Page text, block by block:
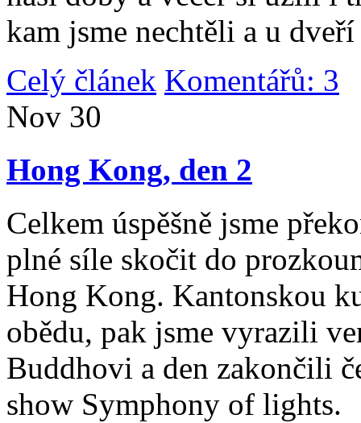
kam jsme nechtěli a u
Celý článek Komentářů: 3
Nov 30
Hong Kong, den 2
Celkem úspěšně jsme
plné síle skočit do
Hong Kong. Kantonskou
obědu, pak jsme vyrazili
Buddhovi a den zakončili
show Symphony of lights.